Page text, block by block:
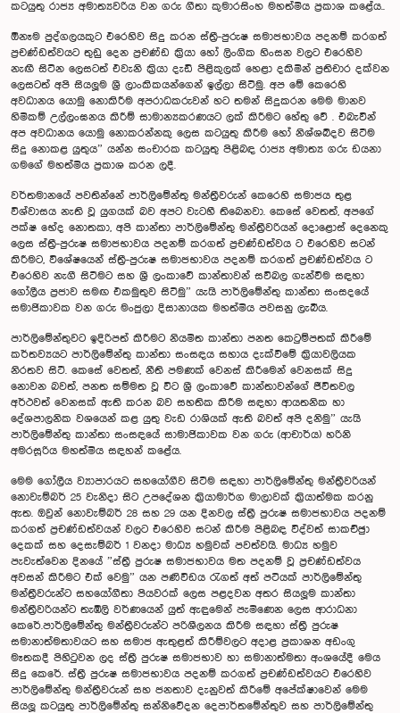
කටයුතු රාජ්‍ය අමාත්‍යවරිය වන ගරු ගීතා කුමාරසිංහ මහත්මිය ප‍්‍රකාශ කළේය..
ඕනෑම පුද්ගලයකුට එරෙහිව සිදු කරන ස්ත‍්‍රී-පුරුෂ සමාජභාවය පදනම් කරගත්
ප‍්‍රචණ්ඩත්වයට තුඩු දෙන ප‍්‍රචණ්ඩ ක‍්‍රියා හෝ ලිංගික හිංසන වලට එරෙහිව
නැඟී සිටින ලෙසටත් එවැනි ක‍්‍රියා දැඩි පිළිකුලක් හෙළා දකිමින් ප‍්‍රතිචාර දක්වන
ලෙසටත් අපි සියලූම ශ්‍රී ලාංකිකයන්ගෙන් ඉල්ලා සිටිමු. අප මේ කෙරෙහි
අවධානය යොමු නොකිරීම අපරාධකරුවන් හට තමන් සිදුකරන මෙම මානව
හිමිකම් උල්ලංඝනය කිරීම් සාමාන්‍යකරණයට ලක් කිරීමට හේතු වේ . එබැවින්
අප අවධානය යොමු නොකරන්නකු ලෙස කටයුතු කිරීම හෝ නිශ්ශබ්දව සිටීම
සිදු නොකළ යුතුය” යන්න සංචාරක කටයුතු පිළිබඳ රාජ්‍ය අමාත්‍ය ගරු ඩයනා
ගමගේ මහත්මිය ප‍්‍රකාශ කරන ලදී.
වර්තමානයේ පවතින්නේ පාර්ලිමේන්තු මන්ත‍්‍රීවරුන් කෙරෙහි සමාජය තුළ
විශ්වාසය නැති වූ යුගයක් බව අපට වැටහී තිබෙනවා. කෙසේ වෙතත්, අපගේ
පක්ෂ භේද නොතකා, අපි කාන්තා පාර්ලිමේන්තු මන්ත‍්‍රීවරියන් දොළොස් දෙනෙකු
ලෙස ස්ත‍්‍රී-පුරුෂ සමාජභාවය පදනම් කරගත් ප‍්‍රචණ්ඩත්වය ට එරෙහිව සටන්
කිරීමට, විශේෂයෙන් ස්ත‍්‍රී-පුරුෂ සමාජභාවය පදනම් කරගත් ප‍්‍රචණ්ඩත්වය ට
එරෙහිව නැගී සිටීමට සහ ශ්‍රී ලංකාවේ කාන්තාවන් සවිබල ගැන්වීම සඳහා
ගෝලීය ප‍්‍රජාව සමඟ එකමුතුව සිටිමු” යැයි පාර්ලිමේන්තු කාන්තා සංසදයේ
සමාජිකාවක වන ගරු මංජුලා දිසානායක මහත්මිය පවසනු ලැබීය.
පාර්ලිමේන්තුවට ඉදිරිපත් කිරීමට නියමිත කාන්තා පනත කෙටුම්පතක් කිරීමේ
කර්තව්‍යයට පාර්ලිමේන්තු කාන්තා සංසඳය සහාය දැක්වීමේ ක‍්‍රියාවලියක
නිරතව සිටී. කෙසේ වෙතත්, නීති පමණක් වෙනස් කිරීමෙන් වෙනසක් සිදු
නොවන බවත්, පනත සම්මත වූ විට ශ්‍රී ලංකාවේ කාන්තාවන්ගේ ජීවිතවල
අර්ථවත් වෙනසක් ඇති කරන බව සහතික කිරීම සඳහා ආයතනික හා
දේශපාලනික වශයෙන් කළ යුතු වැඩ රාශියක් ඇති බවත් අපි දනිමු” යැයි
පාර්ලිමේන්තු කාන්තා සංසඳයේ සාමාජිකාවක වන ගරු (ආචාර්ය) හරිනි
අමරසූරිය මහත්මිය සඳහන් කළේය.
මෙම ගෝලීය ව්‍යාපාරයට සහයෝගීව සිටීම සඳහා පාර්ලිමේන්තු මන්ත‍්‍රීවරියන්
නොවැම්බර් 25 වැනිදා සිට උපදේශන ක‍්‍රියාමාර්ග මාලාවක් ක‍්‍රියාත්මක කරනු
ඇත. ඔවුන් නොවැම්බර් 28 සහ 29 යන දිනවල ස්ත‍්‍රී පුරුෂ සමාජභාවය පදනම්
කරගත් ප‍්‍රචණ්ඩත්වයන් වලට එරෙහිව සටන් කිරීම පිළිබඳ විද්වත් සාකච්ඡුා
දෙකක් සහ දෙසැම්බර් 1 වනදා මාධ්‍ය හමුවක් පවත්වයි. මාධ්‍ය හමුව
පැවැත්වෙන දිනයේ ”ස්ත‍්‍රී පුරුෂ සමාජභාවය මත පදනම් වූ ප‍්‍රචණ්ඩත්වය
අවසන් කිරීමට එක් වෙමු” යන පණිවිඩය රැගත් අත් පටියක් පාර්ලිමේන්තු
මන්ත‍්‍රීවරුන්ට සහයෝගීතා පියවරක් ලෙස පළදවන අතර සියලූම කාන්තා
මන්ත‍්‍රීවරියන්ට තැඹිලි වර්ණයෙන් යුත් ඇඳුමෙන් පැමිණෙන ලෙස ආරාධනා
කෙරේ.පාර්ලිමේන්තු මන්ත‍්‍රීවරුන්ට පරිශීලනය කිරීම සඳහා ස්ත‍්‍රී පුරුෂ
සමානාත්මතාවයට සහ සමාජ ඇතුළත් කිරීම්වලට අදාළ ප‍්‍රකාශන අඩංගු
මෑතකදී පිහිටුවන ලද ස්ත‍්‍රී පුරුෂ සමාජභාව හා සමානාත්මතා අංශයේදී මෙය
සිදු කෙරේ. ස්ත‍්‍රී පුරුෂ සමාජභාවය පදනම් කරගත් ප‍්‍රචණ්ඩත්වයට එරෙහිව
පාර්ලිමේන්තු මන්ත‍්‍රීවරුන් සහ ජනතාව දැනුවත් කිරීමේ අපේක්ෂාවෙන් මෙම
සියලූ කටයුතු පාර්ලිමේන්තු සන්නිවේදන දෙපාර්තමේන්තුව සහ පාර්ලිමේන්තු